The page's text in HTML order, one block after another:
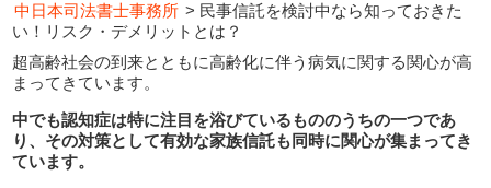
中日本司法書士事務所 > 民事信託を検討中なら知っておきた
い！リスク・デメリットとは？
超高齢社会の到来とともに高齢化に伴う病気に関する関心が高
まってきています。
中でも認知症は特に注目を浴びているもののうちの一つであ
り、その対策として有効な家族信託も同時に関心が集まってき
ています。